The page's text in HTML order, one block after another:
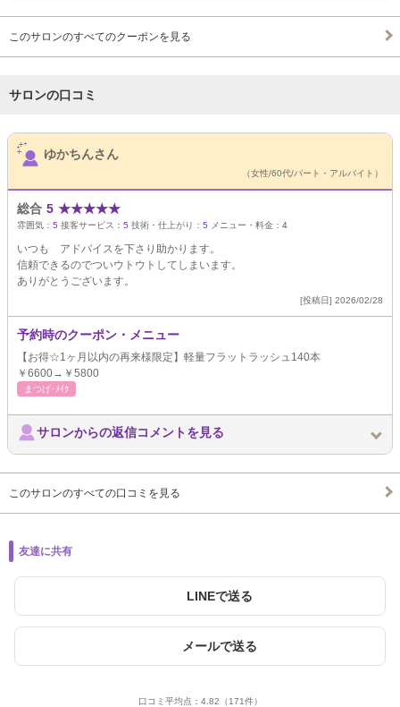
このサロンのすべてのクーポンを見る
サロンの口コミ
サロンPick Up
ゆかちんさん
（女性/60代/パート・アルバイト）
総合 5 ★★★★★
雰囲気： 5 接客サービス： 5 技術・仕上がり： 5 メニュー・料金： 4
いつも アドバイスを下さり助かります。
信頼できるのでついウトウトしてしまいます。
ありがとうございます。
[投稿日] 2026/02/28
予約時のクーポン・メニュー
【お得☆1ヶ月以内の再来様限定】軽量フラットラッシュ140本
￥6600→￥5800
まつげ･ﾒｲｸ
サロンからの返信コメントを見る
このサロンのすべての口コミを見る
友達に共有
LINEで送る
メールで送る
口コミ平均点： 4.82 （171件）